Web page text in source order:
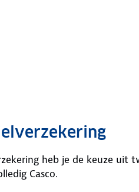
heb je de keuze uit
Casco.